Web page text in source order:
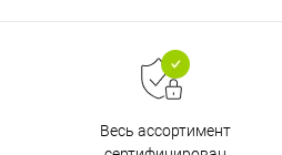
Весь ассортимент